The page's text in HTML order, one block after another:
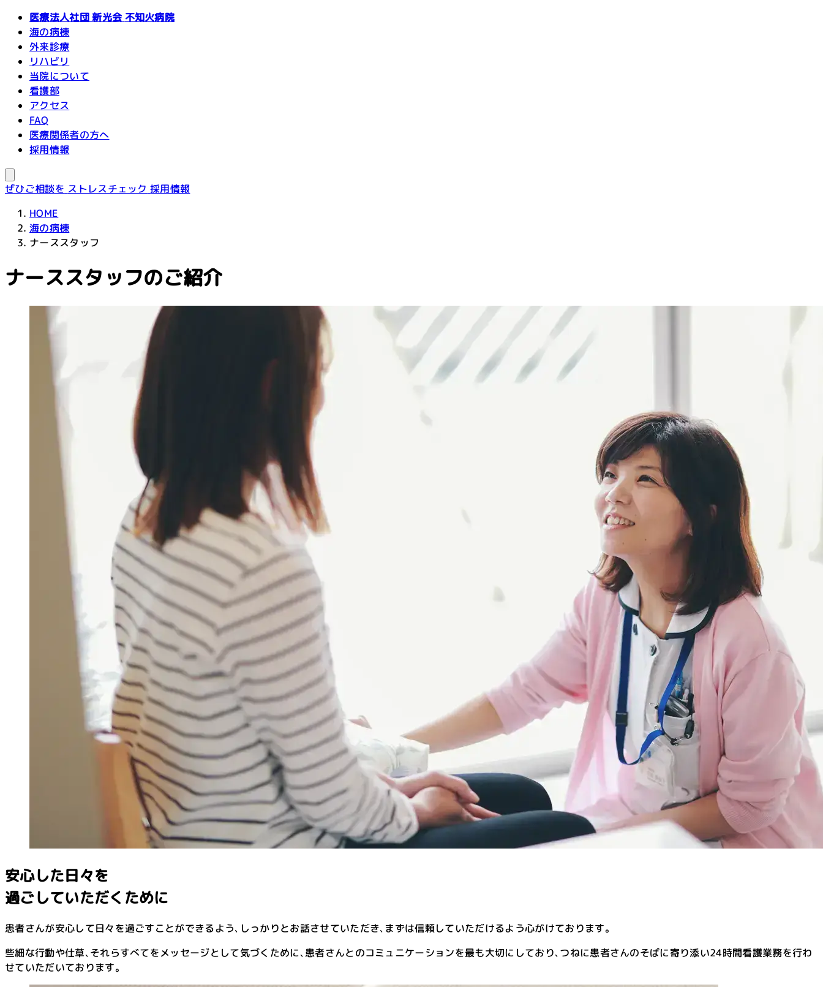
医療法人社団 新光会 不知火病院
海の病棟
外来診療
リハビリ
当院について
看護部
アクセス
FAQ
医療関係者の方へ
採用情報
ぜひご相談を ストレスチェック 採用情報
HOME
海の病棟
ナーススタッフ
ナーススタッフのご紹介
安心した日々を
過ごしていただくために
患者さんが安心して日々を過ごすことができるよう､しっかりとお話させていただき､まずは信頼していただけるよう心がけております。
些細な行動や仕草､それらすべてをメッセージとして気づくために､患者さんとのコミュニケーションを最も大切にしており､つねに患者さんのそばに寄り添い24時間看護業務を行わ
せていただいております。